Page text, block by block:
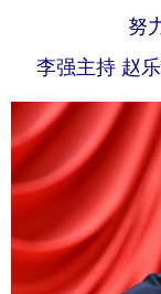
努
李强主持 赵